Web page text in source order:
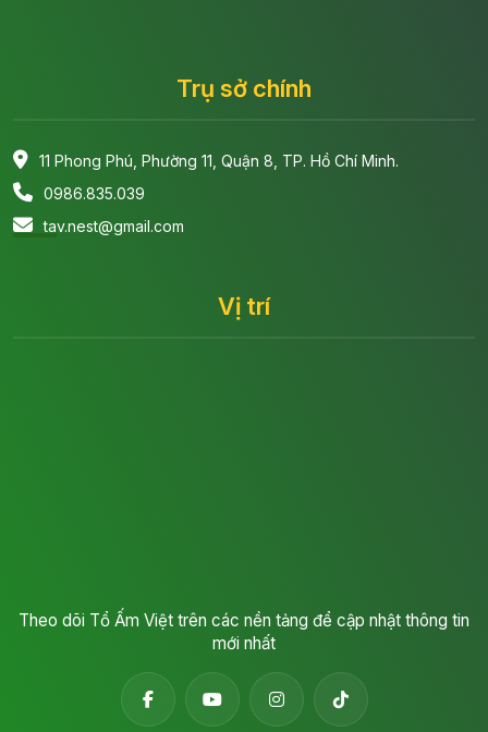
Trụ sở chính
11 Phong Phú, Phường 11, Quận 8, TP. Hồ Chí Minh.
0986.835.039
tav.nest@gmail.com
Vị trí
Theo dõi Tổ Ấm Việt trên các nền tảng để cập nhật thông tin
mới nhất